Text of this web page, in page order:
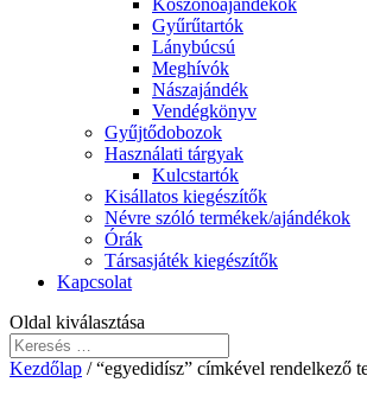
Köszönőajándékok
Gyűrűtartók
Lánybúcsú
Meghívók
Nászajándék
Vendégkönyv
Gyűjtődobozok
Használati tárgyak
Kulcstartók
Kisállatos kiegészítők
Névre szóló termékek/ajándékok
Órák
Társasjáték kiegészítők
Kapcsolat
Oldal kiválasztása
Kezdőlap / “egyedidísz” címkével rendelkező